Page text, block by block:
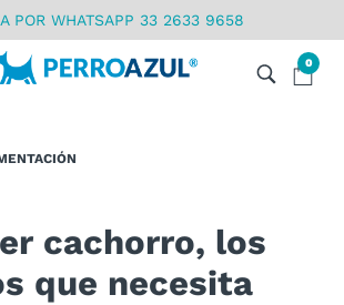
POR WHATSAPP 33 2633 9658
0
cachorro, los
que necesita